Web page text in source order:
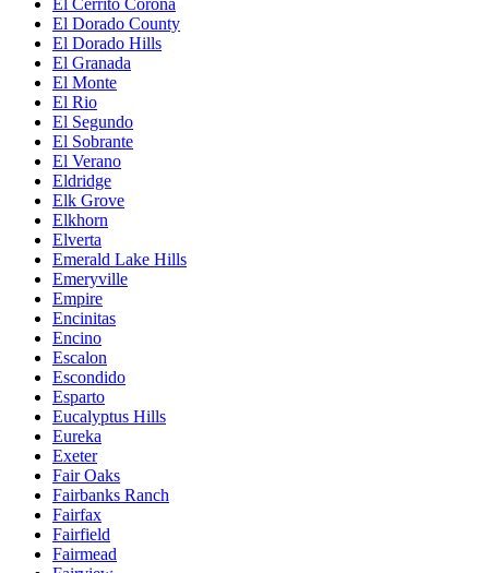
El Dorado County
El Dorado Hills
El Granada
El Monte
El Rio
El Segundo
El Sobrante
El Verano
Eldridge
Elk Grove
Elkhorn
Elverta
Emerald Lake Hills
Emeryville
Empire
Encinitas
Encino
Escalon
Escondido
Esparto
Eucalyptus Hills
Eureka
Exeter
Fair Oaks
Fairbanks Ranch
Fairfax
Fairfield
Fairmead